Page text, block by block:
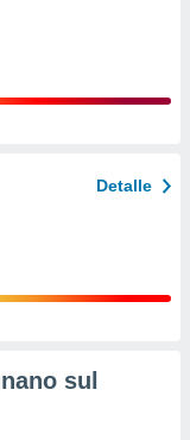
Detalle
sul